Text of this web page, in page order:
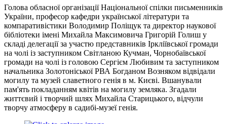
Голова обласної організації Національної спілки письменників
України, професор кафедри української літератури та
компаративістики Володимир Поліщук та директор наукової
бібліотеки імені Михайла Максимовича Григорій Голиш у
складі делегації за участю представників Іркліївської громади
на чолі із заступником Світланою Кучман, Чорнобаївської
громади на чолі із головою Сергієм Любивим та заступником
начальника ЗолотоніськоїРВА Богданом Возняком відвідали
могилу та музей славетного генія в м. Києві. Вшанували
пам'ять покладанням квітів на могилу земляка. Згадали
життєвий і творчий шлях Михайла Старицького, відчули
творчу атмосферу в садибі-музеї генія.